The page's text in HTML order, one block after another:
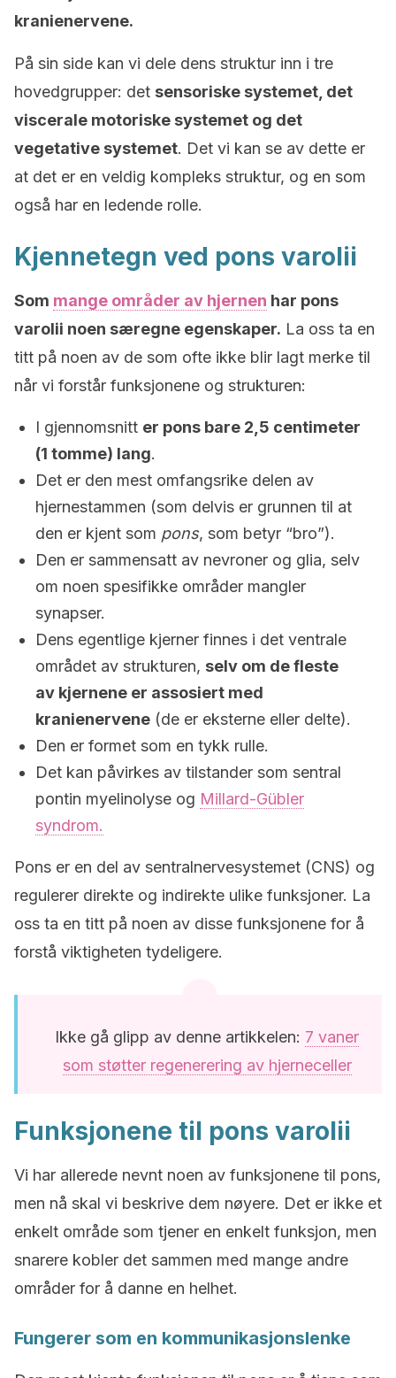
kranienervene.
På sin side kan vi dele dens struktur inn i tre
hovedgrupper: det sensoriske systemet, det
viscerale motoriske systemet og det
vegetative systemet. Det vi kan se av dette er
at det er en veldig kompleks struktur, og en som
også har en ledende rolle.
Kjennetegn ved pons varolii
Som mange områder av hjernen har pons
varolii noen særegne egenskaper. La oss ta en
titt på noen av de som ofte ikke blir lagt merke til
når vi forstår funksjonene og strukturen:
I gjennomsnitt er pons bare 2,5 centimeter
(1 tomme) lang.
Det er den mest omfangsrike delen av
hjernestammen (som delvis er grunnen til at
den er kjent som pons, som betyr “bro”).
Den er sammensatt av nevroner og glia, selv
om noen spesifikke områder mangler
synapser.
Dens egentlige kjerner finnes i det ventrale
området av strukturen, selv om de fleste
av kjernene er assosiert med
kranienervene (de er eksterne eller delte).
Den er formet som en tykk rulle.
Det kan påvirkes av tilstander som sentral
pontin myelinolyse og Millard-Gübler
syndrom.
Pons er en del av sentralnervesystemet (CNS) og
regulerer direkte og indirekte ulike funksjoner. La
oss ta en titt på noen av disse funksjonene for å
forstå viktigheten tydeligere.
Ikke gå glipp av denne artikkelen: 7 vaner
som støtter regenerering av hjerneceller
Funksjonene til pons varolii
Vi har allerede nevnt noen av funksjonene til pons,
men nå skal vi beskrive dem nøyere. Det er ikke et
enkelt område som tjener en enkelt funksjon, men
snarere kobler det sammen med mange andre
områder for å danne en helhet.
Fungerer som en kommunikasjonslenke